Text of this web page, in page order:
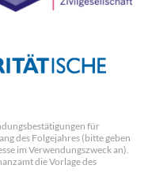
für
des Folgejahres (bitte geben
im Verwendungszweck an).
die Vorlage des